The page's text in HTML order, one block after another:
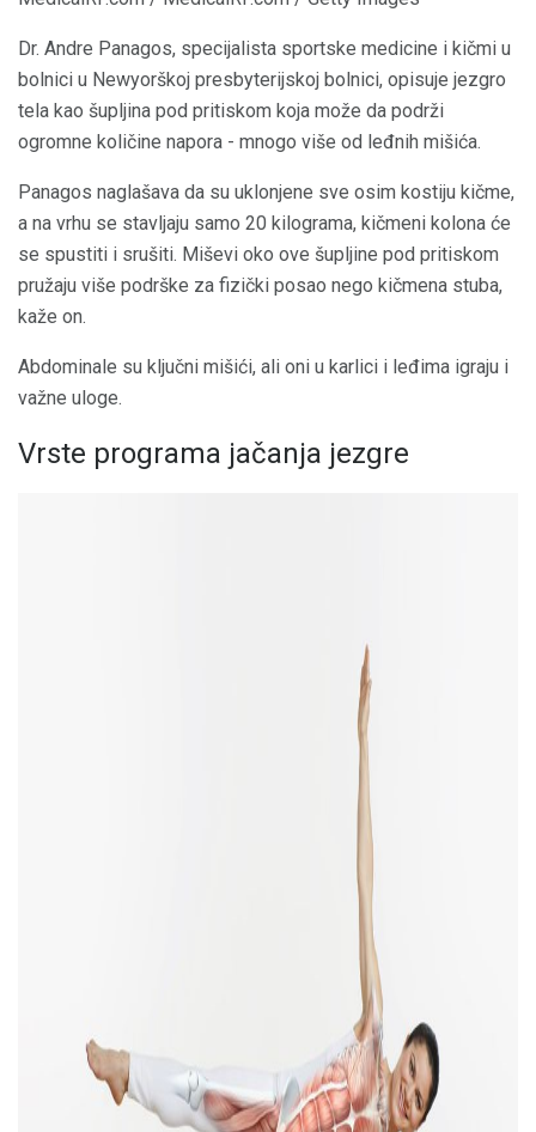
Dr. Andre Panagos, specijalista sportske medicine i kičmi u
bolnici u Newyorškoj presbyterijskoj bolnici, opisuje jezgro
tela kao šupljina pod pritiskom koja može da podrži
ogromne količine napora - mnogo više od leđnih mišića.
Panagos naglašava da su uklonjene sve osim kostiju kičme,
a na vrhu se stavljaju samo 20 kilograma, kičmeni kolona će
se spustiti i srušiti. Miševi oko ove šupljine pod pritiskom
pružaju više podrške za fizički posao nego kičmena stuba,
kaže on.
Abdominale su ključni mišići, ali oni u karlici i leđima igraju i
važne uloge.
Vrste programa jačanja jezgre